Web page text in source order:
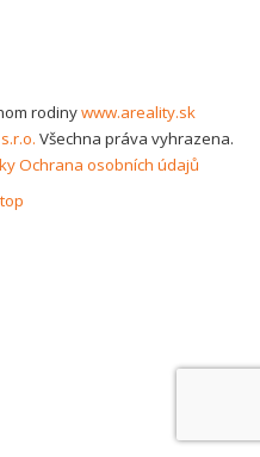
rodinywww.areality.sk
Všechna práva vyhrazena.
Ochrana osobních údajů